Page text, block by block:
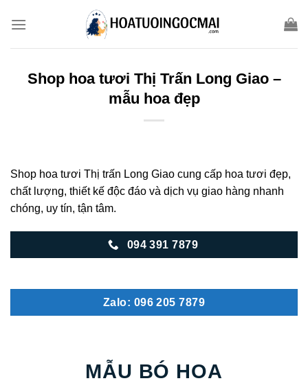
Shop hoa tươi Thị Trấn Long Giao –
mẫu hoa đẹp
Shop hoa tươi Thị trấn Long Giao cung cấp hoa tươi đẹp,
chất lượng, thiết kế độc đáo và dịch vụ giao hàng nhanh
chóng, uy tín, tận tâm.
094 391 7879
Zalo: 096 205 7879
MẪU BÓ HOA